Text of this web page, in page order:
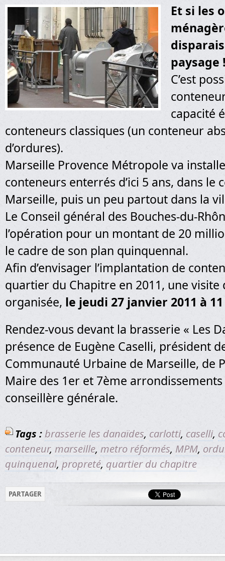
Et si les
paysage
C’est
capacité
conteneurs classiques (un conteneur
d’ordures).
Marseille Provence Métropole va
conteneurs enterrés d’ici 5 ans, dans le
Marseille, puis un peu partout dans la
Le Conseil général des Bouches-du-
l’opération pour un montant de 20
le cadre de son plan quinquennal.
Afin d’envisager l’implantation de
quartier du Chapitre en 2011, une visite
organisée, le jeudi 27 janvier 2011 à
Rendez-vous devant la brasserie « Les
présence de Eugène Caselli, président
Communauté Urbaine de Marseille, de
Maire des 1er et 7ème
conseillère générale.
Tags :brasserie les danaïdes, carlotti, caselli,
conteneur, marseille, metro réformés, MPM,
quinquenal, propreté, quartier du chapitre
PARTAGER